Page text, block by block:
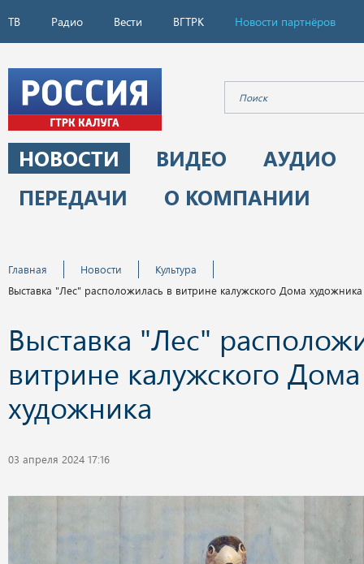
ТВ Радио Вести ВГТРК Новости партнёров
НОВОСТИ ВИДЕО
АУДИО
ПЕРЕДАЧИ
О КОМПАНИИ
Главная Новости
Культура
Выставка "Лес" расположилась в витрине калужского Дома художника
Выставка "Лес"
витрине калужского Дома
художника
03 апреля 2024 17:16